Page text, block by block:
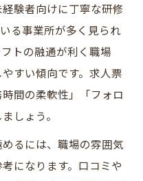
験者向けに丁寧な研修
る事業所が多く見られ
トの融通が利く職場
すい傾向です。求人票
間の柔軟性」「フォロ
しょう。
るには、職場の雰囲気
になります。口コミや